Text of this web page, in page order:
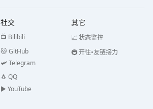
社交
📺 Bilibili
🐱 GitHub
🛩️ Telegram
🐧 QQ
▶️️ YouTube
其它
📈 状态监控
🚇 开往•友链接力